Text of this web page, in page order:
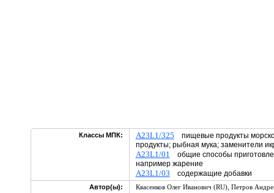
Классы МПК: A23L1/325 пищевые продукты
продукты; рыбная мука; заменители
A23L1/01 общие способы
например жарение
A23L1/03 содержащие добавки
Автор(ы): Квасенков Олег Иванович (RU), Петров